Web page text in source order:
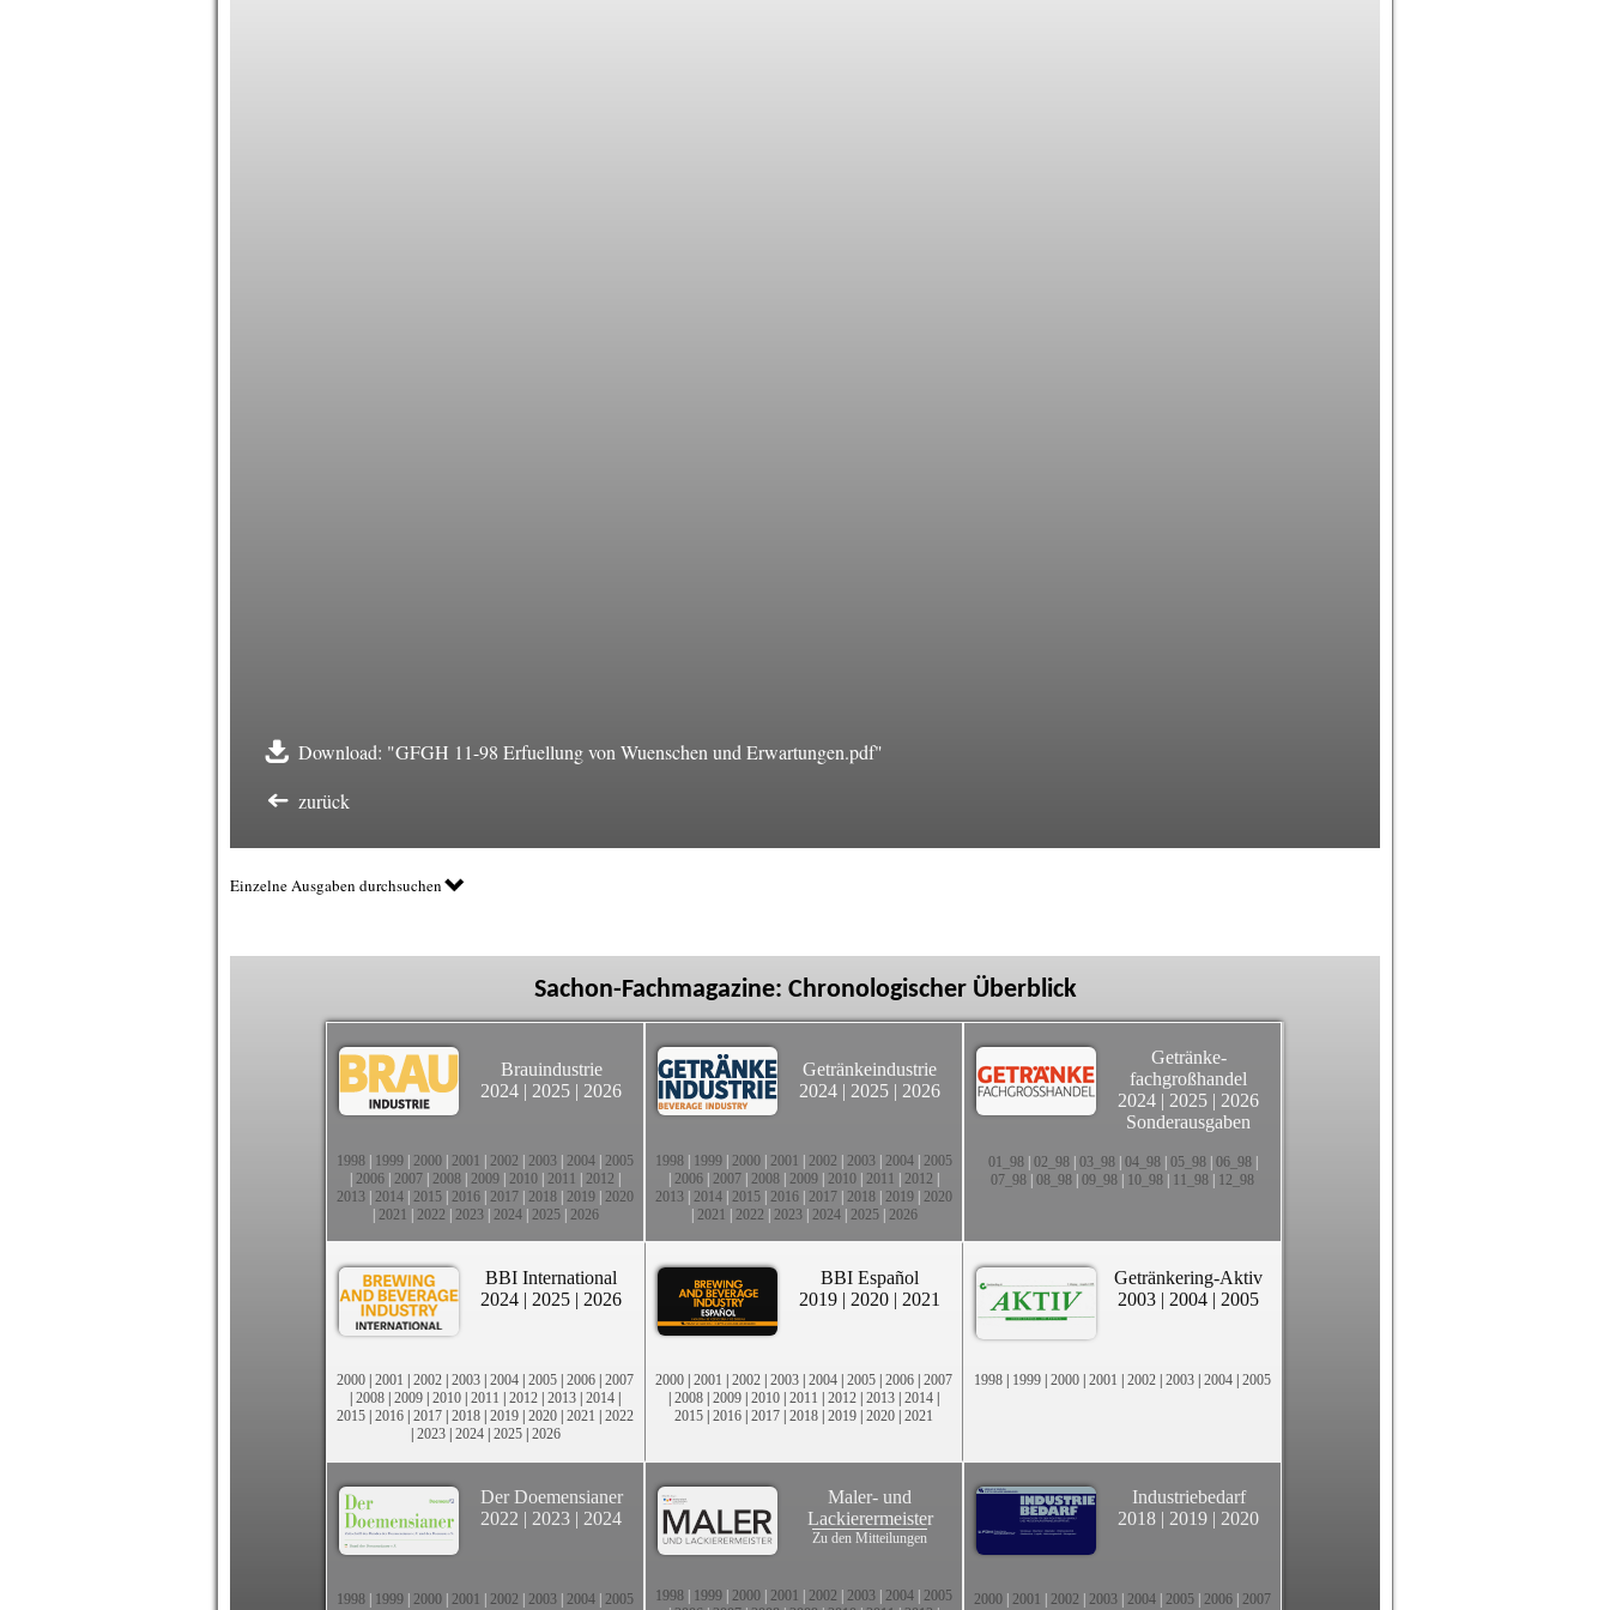
Download: "GFGH 11-98 Erfuellung von Wuenschen und Erwartungen.pdf"
zurück
Einzelne Ausgaben durchsuchen
Sachon-Fachmagazine: Chronologischer Überblick
Brauindustrie
2024 | 2025 | 2026
1998 1999 2000 2001 2002 2003 2004 2005
2006 2007 2008 2009 2010 2011 2012
2013 2014 2015 2016 2017 2018 2019 2020
2021 2022 2023| 2024| 2025| 2026
Getränkeindustrie
2024 | 2025 | 2026
1998 1999 2000 2001 2002 2003 2004 2005
2006 2007 2008 2009 2010 2011 2012
2013 2014 2015 2016 2017 2018 2019 2020
2021 2022 2023| 2024| 2025| 2026
Getränke-
fachgroßhandel
2024 | 2025 | 2026
Sonderausgaben
01_98| 02_98| 03_98| 04_98| 05_98| 06_98|
07_98 08_98 09_98 10_98 11_98 12_98
BBI International
2024 | 2025 | 2026
2000 | 2001 | 2002 | 2003 | 2004 | 2005 | 2006 | 2007
| 2008 | 2009 | 2010 | 2011 | 2012 | 2013 | 2014 |
2015 | 2016 | 2017 | 2018 | 2019 | 2020 | 2021 | 2022
| 2023| 2024| 2025| 2026
BBI Español
2019 | 2020 | 2021
2000 | 2001 | 2002 | 2003 | 2004 | 2005 | 2006 | 2007
| 2008 | 2009 | 2010 | 2011 | 2012 | 2013 | 2014 |
2015 | 2016 | 2017 | 2018 | 2019 | 2020 | 2021
Getränkering-Aktiv
2003 | 2004 | 2005
1998 | 1999 | 2000 | 2001 | 2002 | 2003 | 2004 | 2005
Der Doemensianer
2022 | 2023 | 2024
1998 1999 2000 2001 2002 2003 2004 2005
Maler- und
Lackierermeister
Zu den Mitteilungen
1998 1999 2000 2001 2002 2003 2004 2005
Industriebedarf
2018 | 2019 | 2020
2000 2001 2002 2003 2004 2005 2006 2007